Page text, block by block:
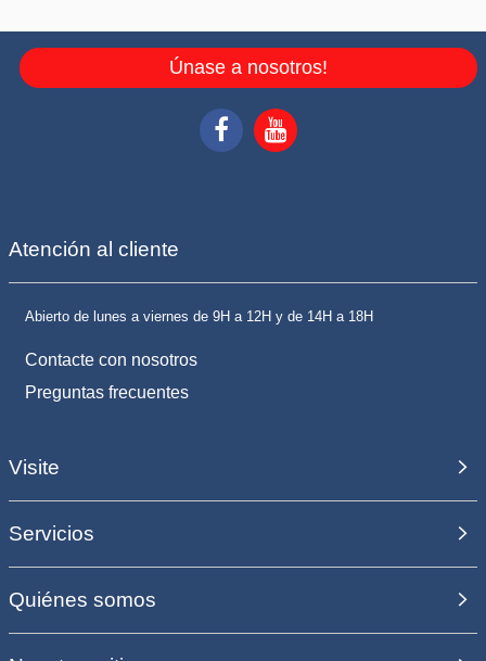
Únase a nosotros!
Atención al cliente
Abierto de lunes a viernes de 9H a 12H y de 14H a 18H
Contacte con nosotros
Preguntas frecuentes
Visite
Servicios
Quiénes somos